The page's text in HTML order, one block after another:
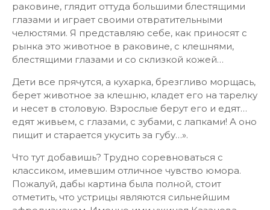
раковине, глядит оттуда большими блестящими
глазами и играет своими отвратительными
челюстями. Я представляю себе, как приносят с
рынка это животное в раковине, с клешнями,
блестящими глазами и со склизкой кожей…
Дети все прячутся, а кухарка, брезгливо морщась,
берет животное за клешню, кладет его на тарелку
и несет в столовую. Взрослые берут его и едят…
едят живьем, с глазами, с зубами, с лапками! А оно
пищит и старается укусить за губу…».
Что тут добавишь? Трудно соревноваться с
классиком, имевшим отличное чувство юмора.
Пожалуй, дабы картина была полной, стоит
отметить, что устрицы являются сильнейшим